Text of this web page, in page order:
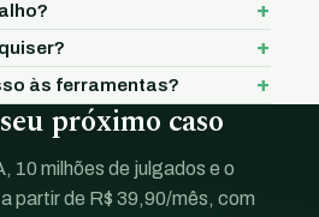
às ferramentas?
próximo caso
10 milhões de julgados e o
partir de R$ 39,90/mês, com